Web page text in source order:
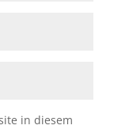
in diesem